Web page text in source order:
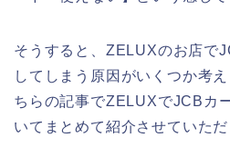
そうすると、ZELUXのお店で
してしまう原因がいくつか考
ちらの記事でZELUXでJCBカ
いてまとめて紹介させていただ